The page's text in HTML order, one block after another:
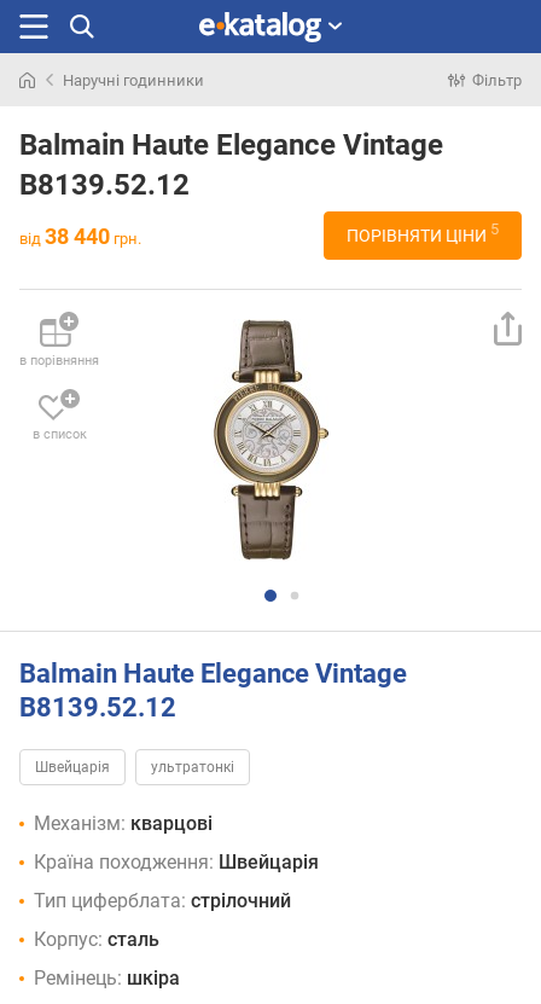
раніше
Наручні годинники Фільтр
Balmain Haute Elegance Vintage
B8139.52.12
від 38 440 грн. ПОРІВНЯТИ ЦІНИ 5
в порівняння
в список
Balmain Haute Elegance Vintage
B8139.52.12
Швейцарія ультратонкі
Механізм: кварцові
Країна походження: Швейцарія
Тип циферблата: стрілочний
Корпус: сталь
Ремінець: шкіра